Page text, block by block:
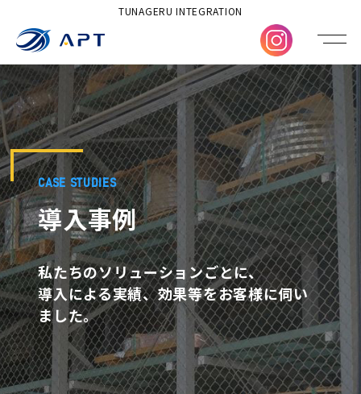
TUNAGERU INTEGRATION
CASE STUDIES
導入事例
私たちのソリューションごとに、
導入による実績、効果等をお客様に伺い
ました。